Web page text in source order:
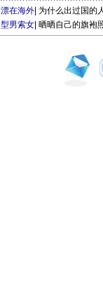
漂在海外 为什么出过国的
型男索女 晒晒自己的旗袍